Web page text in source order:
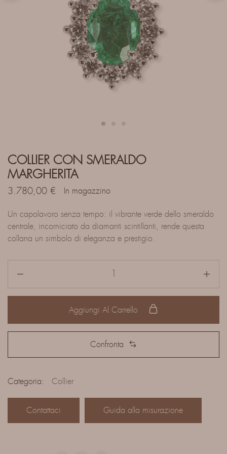
COLLIER CON SMERALDO
MARGHERITA
3.780,00 € In magazzino
Un capolavoro senza tempo: il vibrante verde dello smeraldo
centrale, incorniciato da diamanti scintillanti, rende questa
collana un simbolo di eleganza e prestigio.
Aggiungi Al Carrello
Confronta
Categoria: Collier
Contattaci Guida alla misurazione